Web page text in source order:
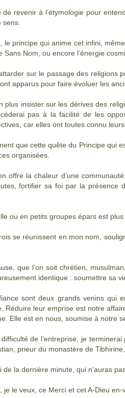
de revenir à l’étymologie pour
le principe qui anime cet infini,
Sans Nom, ou encore l’énergie
sur le passage des religions
apparus pour faire évoluer les
plus insister sur les dérives des
pas à la facilité de les
car elles ont toutes connu
que cette quête du Principe qui
organisées.
offre la chaleur d’une
fortifier sa foi par la présence
ou en petits groupes épars est
se réunissent en mon nom,
que l’on soit chrétien,
identique : soumettre sa
sont deux grands venins qui
Réduire leur emprise est notre
Elle est en nous, soumise à notre
de l’entreprise, je terminerai
prieur du monastère de
de la dernière minute, qui n’auras
je le veux, ce Merci et cet A-Dieu en-